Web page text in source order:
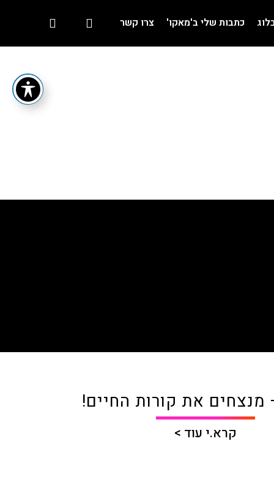
כתבות שלי ב'מאקו' צרו קשר
מנצחים את קורות החיים!
קרא.י עוד >